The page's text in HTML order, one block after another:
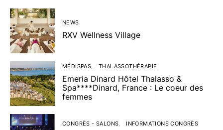
NEWS
RXV Wellness Village
MÉDISPAS THALASSOTHÉRAPIE
Emeria Dinard Hôtel Thalasso &
Spa****Dinard, France : Le coeur des
femmes
CONGRÈS - SALONS INFORMATIONS CONGRÈS